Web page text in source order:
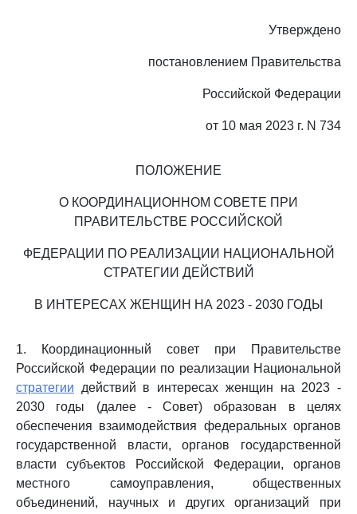
Утверждено
постановлением Правительства
Российской Федерации
от 10 мая 2023 г. N 734
ПОЛОЖЕНИЕ
О КООРДИНАЦИОННОМ СОВЕТЕ ПРИ
ПРАВИТЕЛЬСТВЕ РОССИЙСКОЙ
ФЕДЕРАЦИИ ПО РЕАЛИЗАЦИИ НАЦИОНАЛЬНОЙ
СТРАТЕГИИ ДЕЙСТВИЙ
В ИНТЕРЕСАХ ЖЕНЩИН НА 2023 - 2030 ГОДЫ
1. Координационный совет при Правительстве
Российской Федерации по реализации Национальной
стратегии действий в интересах женщин на 2023 -
2030 годы (далее - Совет) образован в целях
обеспечения взаимодействия федеральных органов
государственной власти, органов государственной
власти субъектов Российской Федерации, органов
местного самоуправления, общественных
объединений, научных и других организаций при